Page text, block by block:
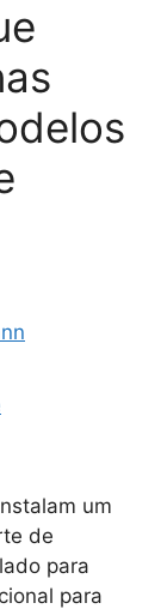
um
de
para
para